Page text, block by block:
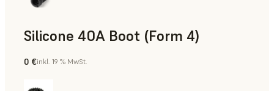
Silicone 40A Boot (Form 4)
Technik
0 €inkl. 19 % MwSt.